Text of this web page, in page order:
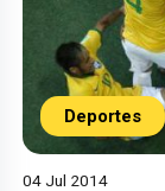
Deportes
04 Jul 2014